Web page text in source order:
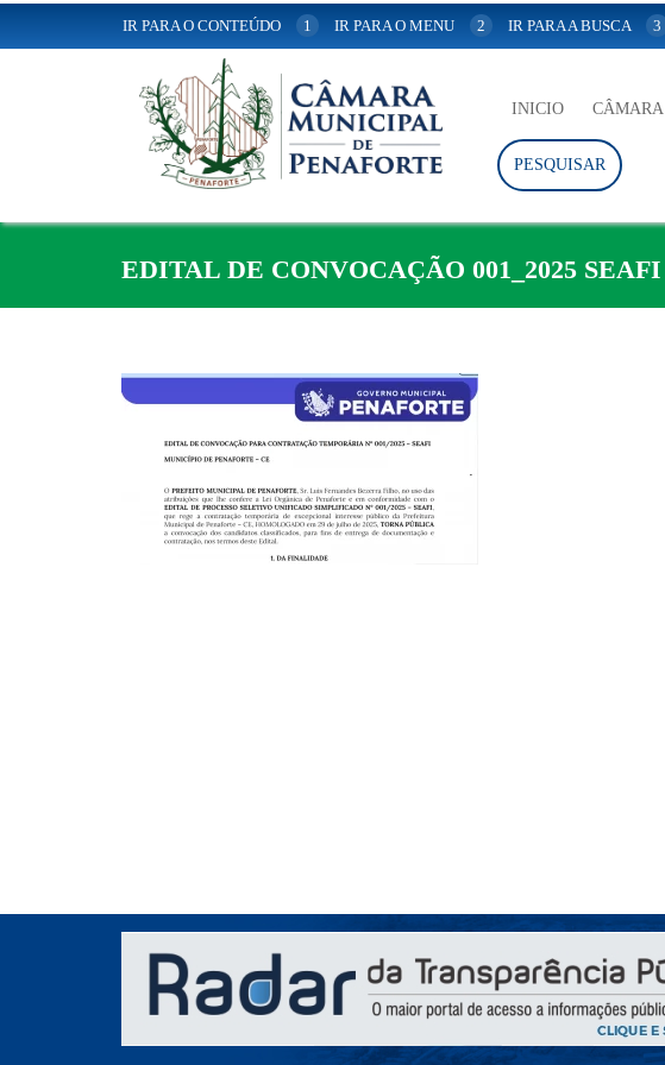
IR PARA O CONTEÚDO 1 IR PARA O MENU 2 IR PARA A BUSCA 3
INICIO CÂMARA
PESQUISAR
EDITAL DE CONVOCAÇÃO 001_2025 SEAFI